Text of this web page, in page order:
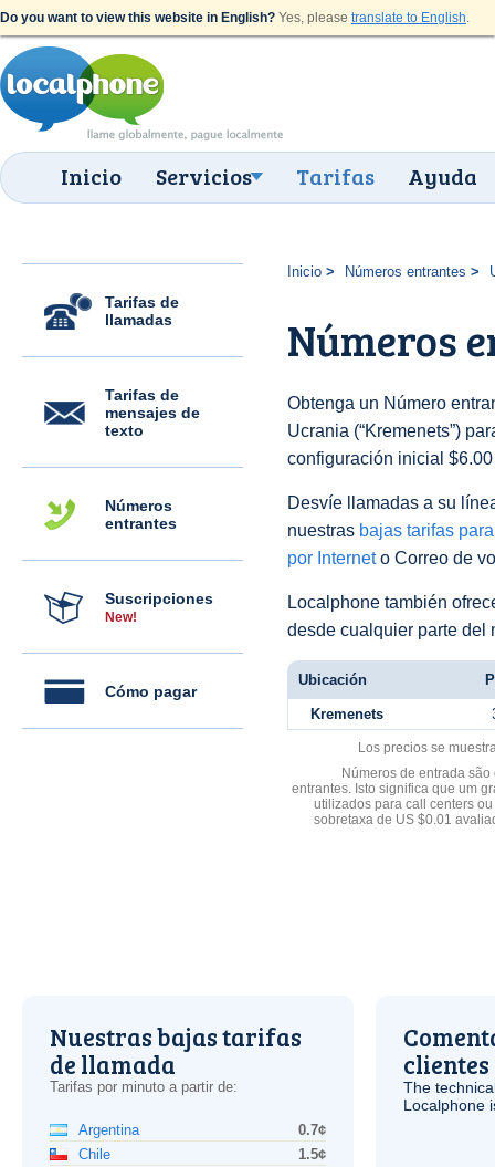
Do you want to view this website in English? Yes, please translate to English.
Inicio Servicios Tarifas Ayuda
Tarifas de
llamadas
Tarifas de
mensajes de
texto
Números
entrantes
Suscripciones
New!
Cómo pagar
Inicio Números entrantes
Números
Obtenga un Número
Ucrania (“Kremenets”)
configuración inicial
Desvíe llamadas a su
nuestras bajas tarifas
por Interneto Correo de
Localphone también
desde cualquier parte del
Ubicación
Kremenets
Los precios se
Números de entrada
entrantes. Isto significa que um
utilizados para call centers
sobretaxa de US $0.01
Nuestras bajas tarifas
de llamada
Tarifas por minuto a partir de:
Argentina
0.7¢
Chile
1.5¢
clientes
The
Localphone